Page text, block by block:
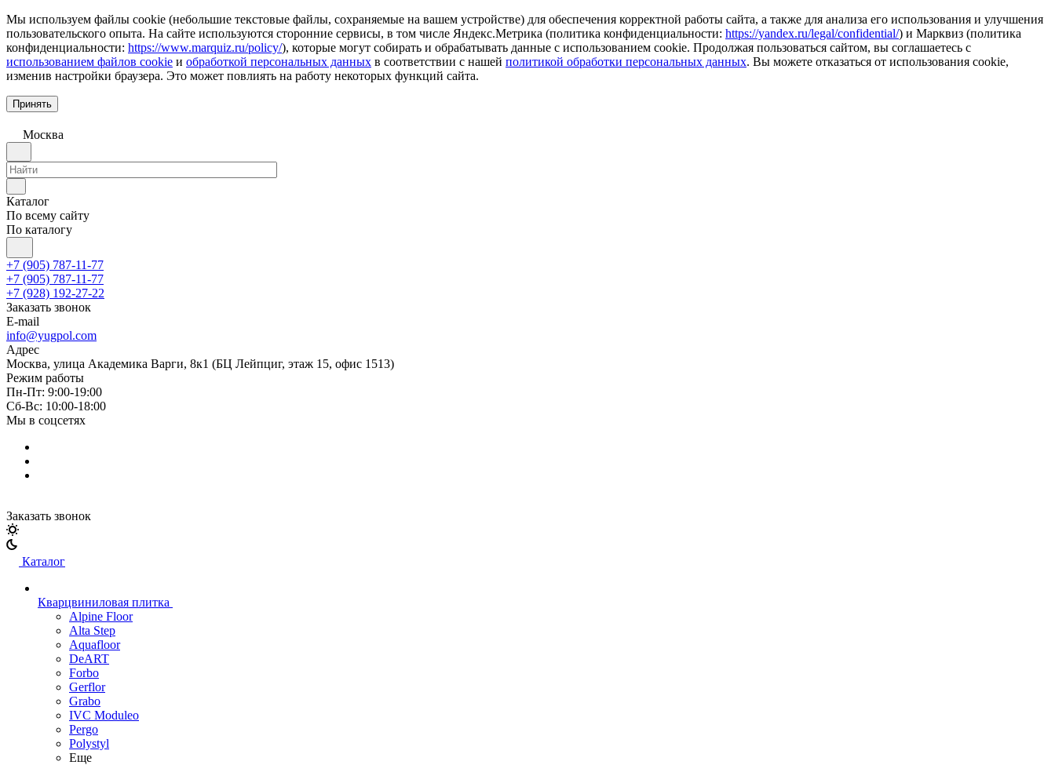
Мы используем файлы cookie (небольшие текстовые файлы, сохраняемые на вашем устройстве) для обеспечения корректной работы сайта, а также для анализа его использования и улучшения
пользовательского опыта. На сайте используются сторонние сервисы, в том числе Яндекс.Метрика (политика конфиденциальности: https://yandex.ru/legal/confidential/) и Марквиз (политика
конфиденциальности: https://www.marquiz.ru/policy/), которые могут собирать и обрабатывать данные с использованием cookie. Продолжая пользоваться сайтом, вы соглашаетесь с
использованием файлов cookie и обработкой персональных данных в соответствии с нашей политикой обработки персональных данных. Вы можете отказаться от использования cookie,
изменив настройки браузера. Это может повлиять на работу некоторых функций сайта.
Принять
Москва
Каталог
По всему сайту
По каталогу
+7 (905) 787-11-77
+7 (905) 787-11-77
+7 (928) 192-27-22
Заказать звонок
E-mail
info@yugpol.com
Адрес
Москва, улица Академика Варги, 8к1 (БЦ Лейпциг, этаж 15, офис 1513)
Режим работы
Пн-Пт: 9:00-19:00
Cб-Вс: 10:00-18:00
Мы в соцсетях
Заказать звонок
Каталог
Кварцвиниловая плитка
Alpine Floor
Alta Step
Aquafloor
DeART
Forbo
Gerflor
Grabo
IVC Moduleo
Pergo
Polystyl
Еще